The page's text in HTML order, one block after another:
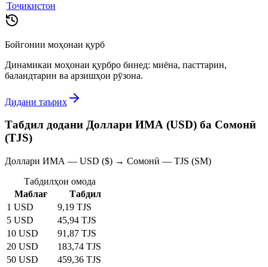
Тоҷикистон
Бойгонии моҳонаи қурб
Динамикаи моҳонаи қурбро бинед: миёна, пасттарин,
баландтарин ва арзишҳои рӯзона.
Дидани таърих
Табдил додани Доллари ИМА (USD) ба Сомонӣ
(TJS)
Доллари ИМА — USD ($) → Сомонӣ — TJS (SM)
Табдилҳои омода
Маблағ
Табдил
1 USD
9,19 TJS
5 USD
45,94 TJS
10 USD
91,87 TJS
20 USD
183,74 TJS
50 USD
459,36 TJS